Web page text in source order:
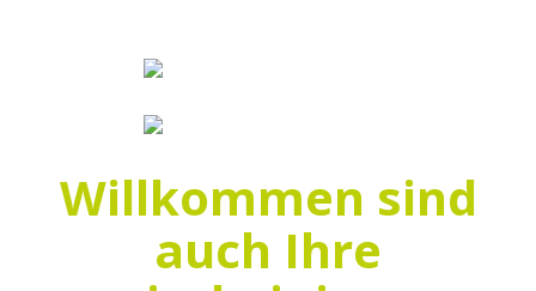
Willkommen sind
auch Ihre